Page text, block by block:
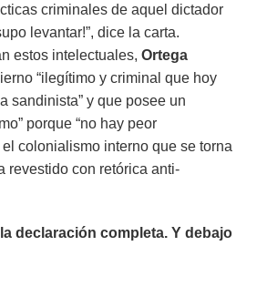
criminales de aquel dictador
levantar!”, dice la carta.
estos intelectuales,Ortega
“ilegítimo y criminal que hoy
sandinista” y que posee un
porque “no hay peor
colonialismo interno que se torna
revestido con retórica anti-
declaración completa. Y debajo